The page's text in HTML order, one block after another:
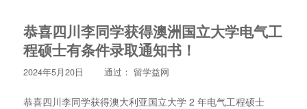
恭喜四川李同学获得澳洲国立大学电气工
程硕士有条件录取通知书！
2024年5月20日 通过： 留学益网
恭喜四川李同学获得澳大利亚国立大学 2 年电气工程硕士